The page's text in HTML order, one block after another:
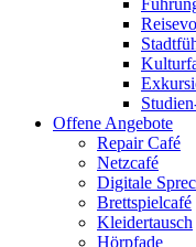
Offene Angebote
Repair Café
Netzcafé
Digitale
Brettspielcafé
Kleidertausch
Hörpfade